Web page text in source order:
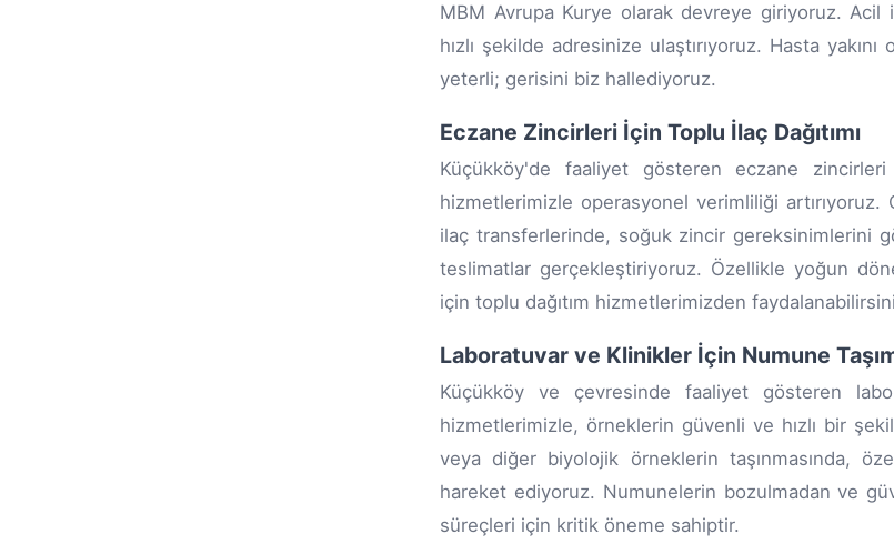
MBM Avrupa Kurye olarak devreye giriyoruz. Acil
hızlı şekilde adresinize ulaştırıyoruz. Hasta
yeterli; gerisini biz hallediyoruz.
Eczane Zincirleri İçin Toplu İlaç Dağıtımı
Küçükköy'de faaliyet gösteren eczane
hizmetlerimizle operasyonel verimliliği artırıyoruz.
ilaç transferlerinde, soğuk zincir gereksinimlerini
teslimatlar gerçekleştiriyoruz. Özellikle yoğun
için toplu dağıtım hizmetlerimizden
Laboratuvar ve Klinikler İçin Numune
Küçükköy ve çevresinde faaliyet gösteren
hizmetlerimizle, örneklerin güvenli ve hızlı bir
veya diğer biyolojik örneklerin taşınmasında,
hareket ediyoruz. Numunelerin bozulmadan ve
süreçleri için kritik öneme sahiptir.